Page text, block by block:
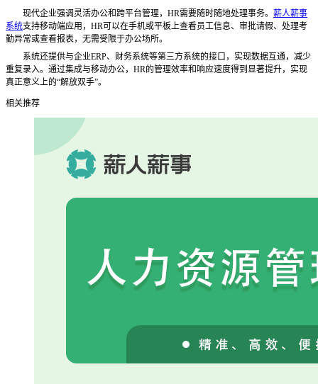
现代企业强调灵活办公和跨平台管理，HR需要随时随地处理事务。 薪人薪事
系统支持移动端应用， HR可以在手机或平板上查看员工信息、审批请假、处理考
勤异常或查看报表，无需受限于办公场所。
系统还提供与企业ERP、财务系统等第三方系统的接口，实现数据互通，减少
重复录入。通过集成与移动办公，HR的管理效率和响应速度得到显著提升，实现
真正意义上的“解放双手”。
相关推荐